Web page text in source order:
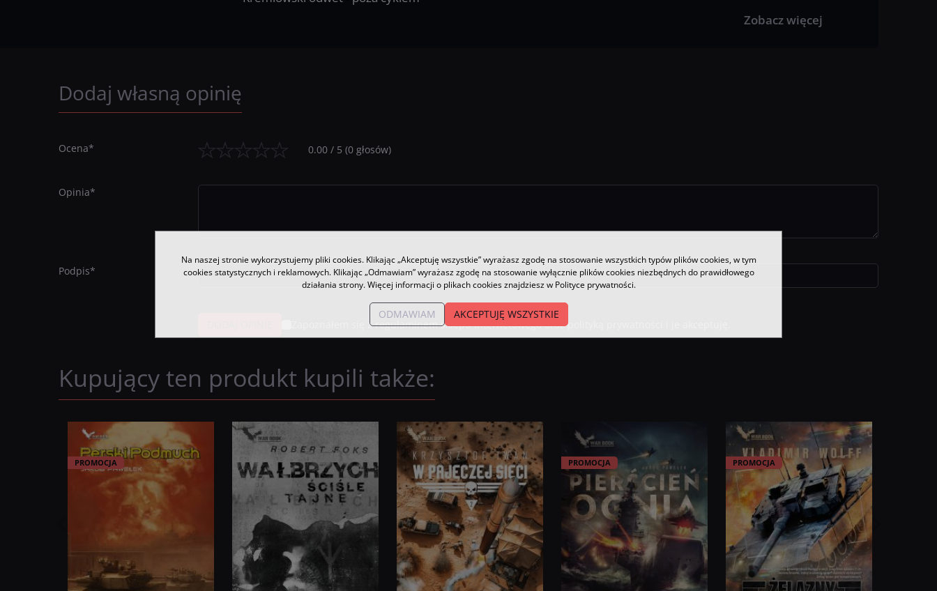
Zobacz więcej
Dodaj własną opinię
Ocena* 0.00 / 5 (0 głosów)
Opinia*
Podpis*
Zapoznałem się z regulaminem sklepu internetowego oraz polityką prywatności i je akceptuję.
Kupujący ten produkt kupili także:
PROMOCJA PROMOCJA PROMOCJA
Na naszej stronie wykorzystujemy pliki cookies. Klikając „Akceptuję wszystkie” wyrażasz zgodę na stosowanie wszystkich typów plików cookies, w tym
cookies statystycznych i reklamowych. Klikając „Odmawiam” wyrażasz zgodę na stosowanie wyłącznie plików cookies niezbędnych do prawidłowego
działania strony. Więcej informacji o plikach cookies znajdziesz w Polityce prywatności.
ODMAWIAM AKCEPTUJĘ WSZYSTKIE